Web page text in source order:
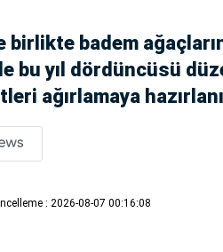
birlikte badem
bu yıl dördüncüsü
ağırlamaya
: 2026-08-07 00:16:08